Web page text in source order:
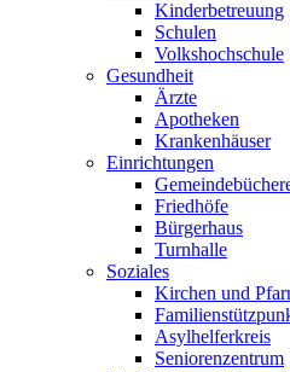
Kinderbetreuung
Schulen
Volkshochschule
Gesundheit
Ärzte
Apotheken
Krankenhäuser
Einrichtungen
Friedhöfe
Bürgerhaus
Turnhalle
Soziales
Kirchen und
Asylhelferkreis
Seniorenzentrum